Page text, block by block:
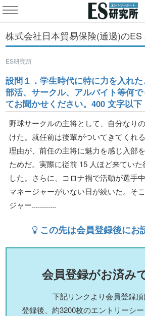
株式会社日本貿易保険(通過)のES
ES研究所
設問１．学生時代に特に力を入れた
部活、サークル、アルバイト等何
てお聞かせください。400 文字以下
野球サークルの主将として、自分なり
けた。就任前は後輩がついてきてくれ
理由が、前任の主将に魅力を感じ入部
ためだ。実際に従前 15 人ほど来てい
した。さらに、コロナ禍で活動が選手
マネージャーがいない日が続いた。そ
ジャー............
この先は会員登録後にお
会員登録がお済み
下記リンクより会員登録頂
登録後、約3200枚のエントリーシ